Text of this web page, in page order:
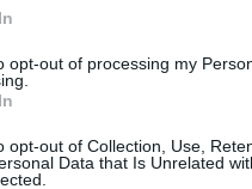
opt-out of processing my
opt-out of Collection, Use,
Data that Is Unrelated